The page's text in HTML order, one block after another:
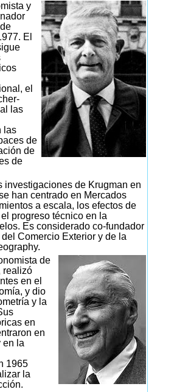
y
El
el
las
las
de
de
de
investigaciones de Krugman en
han centrado en Mercados
a escala, los efectos de
progreso técnico en la
Es considerado co-fundador
Comercio Exterior y de la
de
realizó
en el
y dio
y la
en
en
en la
1965
la